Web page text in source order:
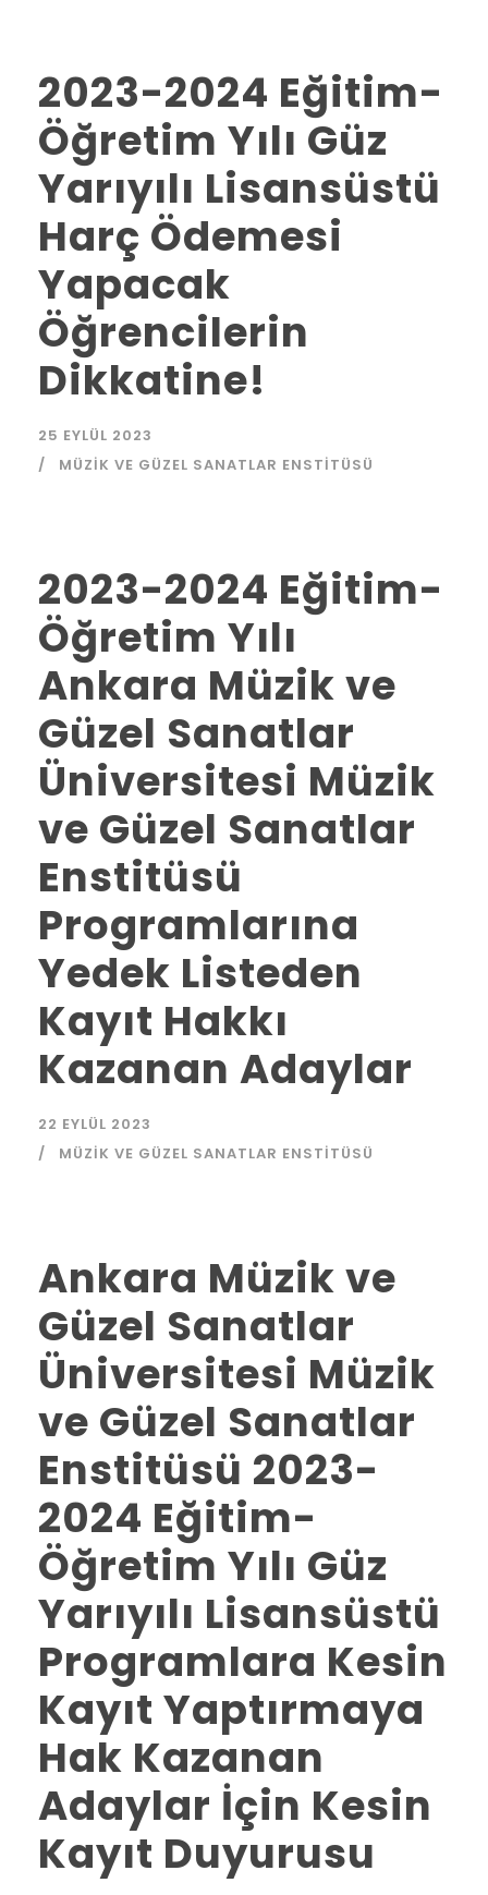
2023-2024 Eğitim-
Öğretim Yılı Güz
Yarıyılı Lisansüstü
Harç Ödemesi
Yapacak
Öğrencilerin
Dikkatine!
25 EYLÜL 2023
MÜZIK VE GÜZEL SANATLAR ENSTITÜSÜ
2023-2024 Eğitim-
Öğretim Yılı
Ankara Müzik ve
Güzel Sanatlar
Üniversitesi Müzik
ve Güzel Sanatlar
Enstitüsü
Programlarına
Yedek Listeden
Kayıt Hakkı
Kazanan Adaylar
22 EYLÜL 2023
MÜZIK VE GÜZEL SANATLAR ENSTITÜSÜ
Ankara Müzik ve
Güzel Sanatlar
Üniversitesi Müzik
ve Güzel Sanatlar
Enstitüsü 2023-
2024 Eğitim-
Öğretim Yılı Güz
Yarıyılı Lisansüstü
Programlara Kesin
Kayıt Yaptırmaya
Hak Kazanan
Adaylar İçin Kesin
Kayıt Duyurusu